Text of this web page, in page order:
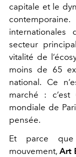
capitale et le
secteur
vitalité de
moins de 65
national. Ce
marché : c’est
mondiale de
pensée.
Et parce que
mouvement,Art